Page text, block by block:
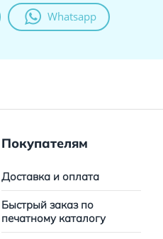
Whatsapp
Покупателям
Доставка и оплата
Быстрый заказ по
печатному каталогу